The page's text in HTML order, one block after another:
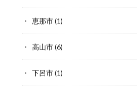
恵那市(1)
高山市(6)
下呂市(1)